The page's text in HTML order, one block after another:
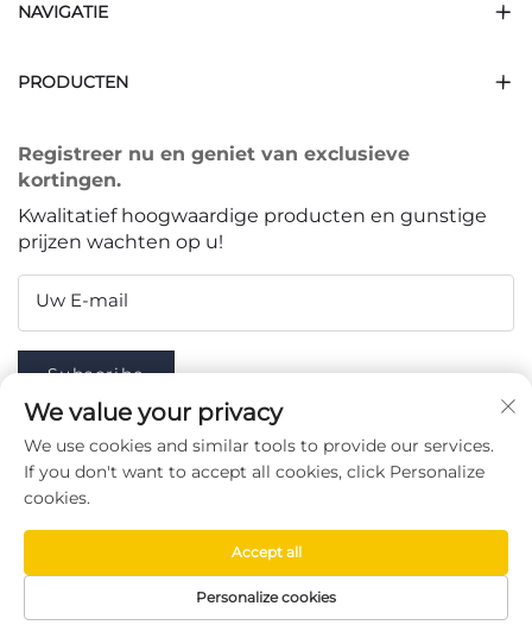
NAVIGATIE
PRODUCTEN
Registreer nu en geniet van exclusieve
kortingen.
Kwalitatief hoogwaardige producten en gunstige
prijzen wachten op u!
Uw E-mail
Subscribe
VOLG ONS
Copyright © Taizhou Chenran Packaging Technology Co.,
Ltd. -Privacybeleid
We value your privacy
We use cookies and similar tools to provide our services.
If you don't want to accept all cookies, click Personalize
cookies.
Personalize cookies
Accept all